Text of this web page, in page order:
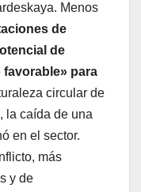
Menos
de
de
para
circular de
la caída de una
en el sector.
más
y de